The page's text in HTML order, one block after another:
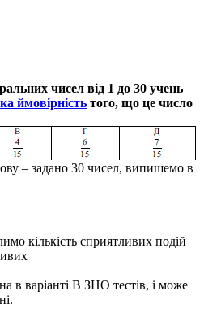
чисел від 1 до 30 учень
ймовірність того, що це число
– задано 30 чисел, випишемо в
кількість сприятливих подій
в варіанті В ЗНО тестів, і може